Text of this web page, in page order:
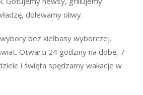
dolewamy oliwy.
bez kiełbasy wyborczej.
Otwarci 24 godziny na dobę, 7
i święta spędzamy wakacje w